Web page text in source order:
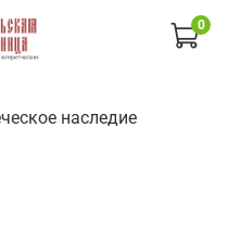
0
наследие